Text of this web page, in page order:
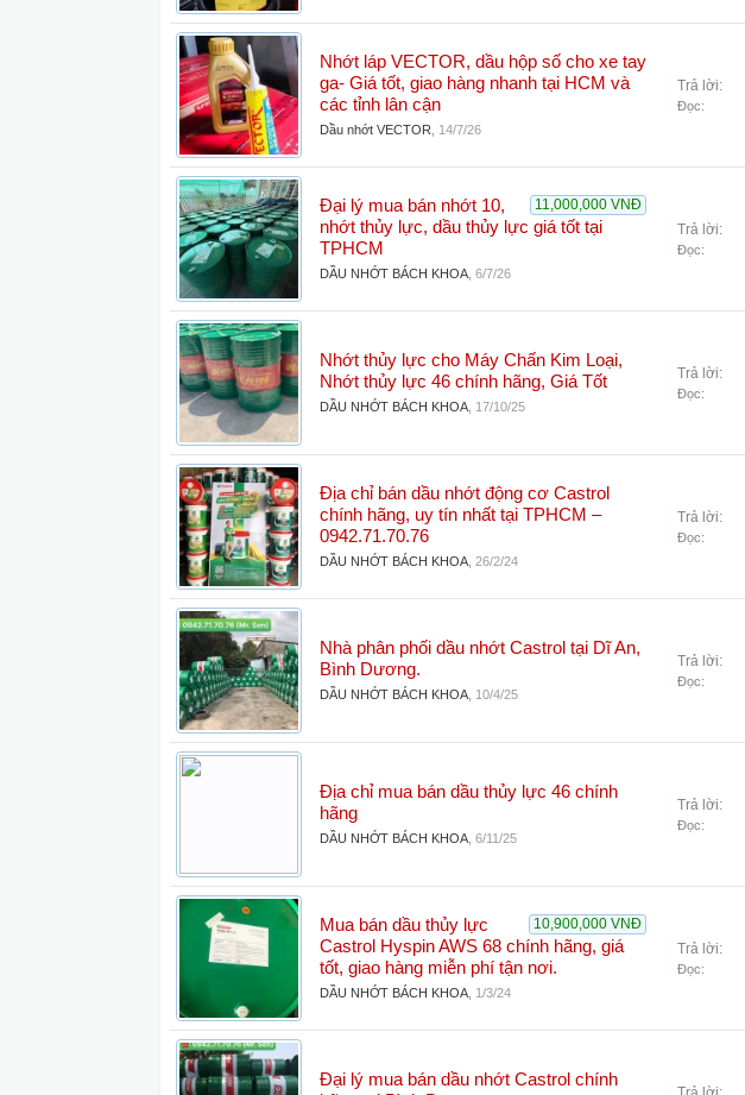
Nhớt láp VECTOR, dầu hộp số cho xe tay
ga- Giá tốt, giao hàng nhanh tại HCM và
các tỉnh lân cận
Dầu nhớt VECTOR 14/7/26
Trả lời:
Đọc:
11,000,000 VNĐ
Đại lý mua bán nhớt 10,
nhớt thủy lực, dầu thủy lực giá tốt tại
TPHCM
DẦU NHỚT BÁCH KHOA 6/7/26
Trả lời:
Đọc:
Nhớt thủy lực cho Máy Chấn Kim Loại,
Nhớt thủy lực 46 chính hãng, Giá Tốt
DẦU NHỚT BÁCH KHOA 17/10/25
Trả lời:
Đọc:
Địa chỉ bán dầu nhớt động cơ Castrol
chính hãng, uy tín nhất tại TPHCM –
0942.71.70.76
DẦU NHỚT BÁCH KHOA 26/2/24
Trả lời:
Đọc:
Nhà phân phối dầu nhớt Castrol tại Dĩ An,
Bình Dương.
DẦU NHỚT BÁCH KHOA 10/4/25
Trả lời:
Đọc:
Địa chỉ mua bán dầu thủy lực 46 chính
hãng
DẦU NHỚT BÁCH KHOA 6/11/25
Trả lời:
Đọc:
10,900,000 VNĐ
Mua bán dầu thủy lực
Castrol Hyspin AWS 68 chính hãng, giá
tốt, giao hàng miễn phí tận nơi.
DẦU NHỚT BÁCH KHOA 1/3/24
Trả lời:
Đọc:
Đại lý mua bán dầu nhớt Castrol chính